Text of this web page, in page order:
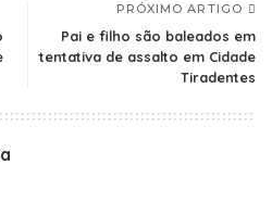
PRÓXIMO ARTIGO
Pai e filho são baleados em
tentativa de assalto em Cidade
Tiradentes